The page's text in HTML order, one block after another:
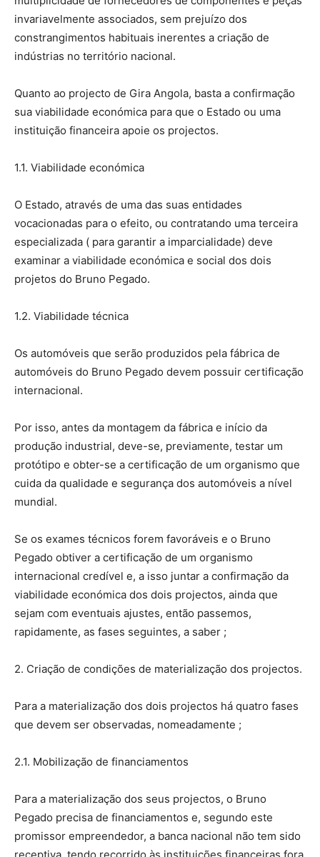
invariavelmente associados, sem prejuízo dos
constrangimentos habituais inerentes a criação de
indústrias no território nacional.
Quanto ao projecto de Gira Angola, basta a confirmação
sua viabilidade económica para que o Estado ou uma
instituição financeira apoie os projectos.
1.1. Viabilidade económica
O Estado, através de uma das suas entidades
vocacionadas para o efeito, ou contratando uma terceira
especializada ( para garantir a imparcialidade) deve
examinar a viabilidade económica e social dos dois
projetos do Bruno Pegado.
1.2. Viabilidade técnica
Os automóveis que serão produzidos pela fábrica de
automóveis do Bruno Pegado devem possuir certificação
internacional.
Por isso, antes da montagem da fábrica e início da
produção industrial, deve-se, previamente, testar um
protótipo e obter-se a certificação de um organismo que
cuida da qualidade e segurança dos automóveis a nível
mundial.
Se os exames técnicos forem favoráveis e o Bruno
Pegado obtiver a certificação de um organismo
internacional credível e, a isso juntar a confirmação da
viabilidade económica dos dois projectos, ainda que
sejam com eventuais ajustes, então passemos,
rapidamente, as fases seguintes, a saber ;
2. Criação de condições de materialização dos projectos.
Para a materialização dos dois projectos há quatro fases
que devem ser observadas, nomeadamente ;
2.1. Mobilização de financiamentos
Para a materialização dos seus projectos, o Bruno
Pegado precisa de financiamentos e, segundo este
promissor empreendedor, a banca nacional não tem sido